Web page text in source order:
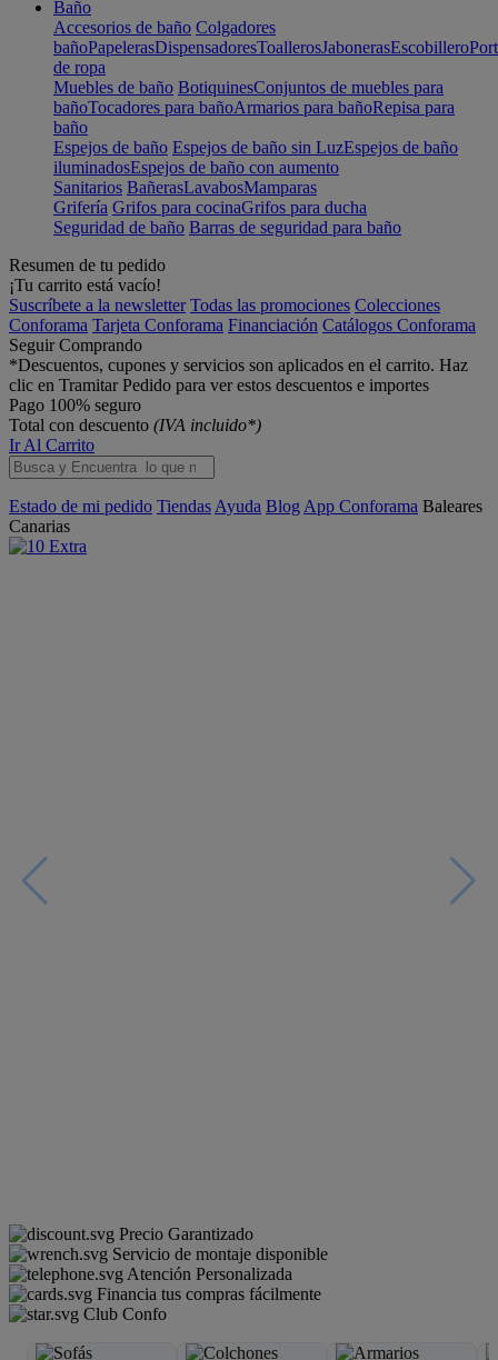
Baño
Accesorios de baño Colgadores
bañoPapelerasDispensadoresToallerosJabonerasEscobillero
de ropa
Muebles de baño BotiquinesConjuntos de muebles para
bañoTocadores para bañoArmarios para bañoRepisa para
baño
Espejos de baño Espejos de baño sin LuzEspejos de baño
iluminadosEspejos de baño con aumento
Sanitarios BañerasLavabosMamparas
Grifería Grifos para cocinaGrifos para ducha
Seguridad de baño Barras de seguridad para baño
Resumen de tu pedido
¡Tu carrito está vacío!
Suscríbete a la newsletter Todas las promociones Colecciones
Conforama Tarjeta Conforama Financiación Catálogos Conforama
Seguir Comprando
*Descuentos, cupones y servicios son aplicados en el carrito. Haz
clic en Tramitar Pedido para ver estos descuentos e importes
Pago 100% seguro
Total con descuento (IVA incluido*)
Ir Al Carrito
Estado de mi pedido Tiendas Ayuda Blog App Conforama Baleares
Canarias
Precio Garantizado
Servicio de montaje disponible
Atención Personalizada
Financia tus compras fácilmente
Club Confo